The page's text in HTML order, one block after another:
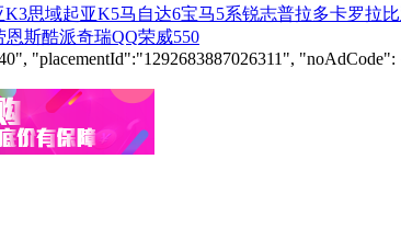
K3思域起亚K5马自达6宝马5系锐志普拉多卡罗拉
恩斯酷派奇瑞QQ荣威550
"placementId":"1292683887026311",